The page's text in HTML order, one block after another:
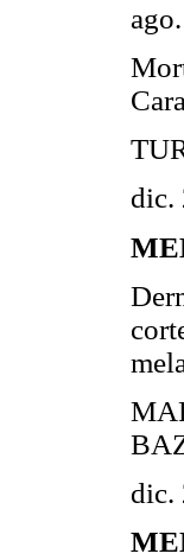
dic.
dic.